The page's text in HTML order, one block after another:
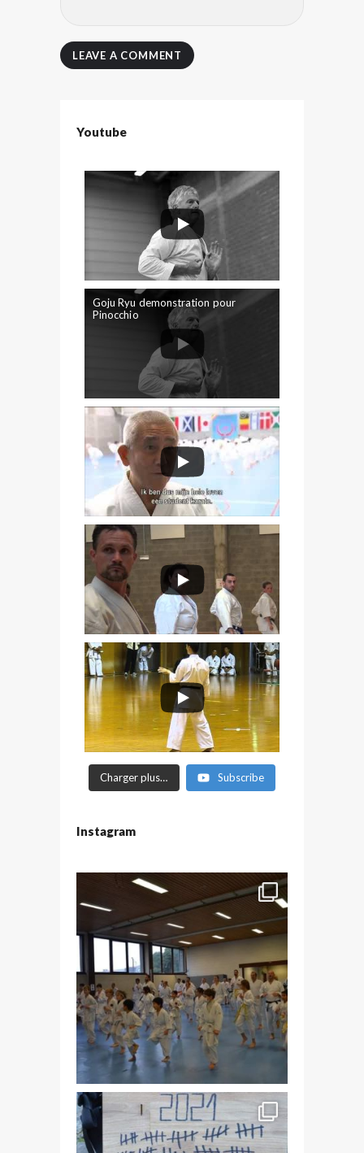
Youtube
Goju Ryu demonstration pour
Pinocchio
Charger plus… Subscribe
Instagram